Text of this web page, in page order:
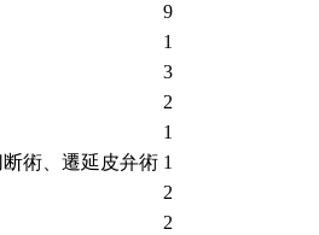
9
1
3
2
1
術、遷延皮弁術 1
2
2